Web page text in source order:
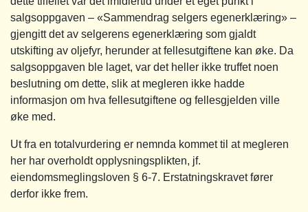
salgsoppgaven – «Sammendrag selgers egenerklæring» –
gjengitt det av selgerens egenerklæring som gjaldt
utskifting av oljefyr, herunder at fellesutgiftene kan øke. Da
salgsoppgaven ble laget, var det heller ikke truffet noen
beslutning om dette, slik at megleren ikke hadde
informasjon om hva fellesutgiftene og fellesgjelden ville
øke med.
Ut fra en totalvurdering er nemnda kommet til at megleren
her har overholdt opplysningsplikten, jf.
eiendomsmeglingsloven § 6-7. Erstatningskravet fører
derfor ikke frem.